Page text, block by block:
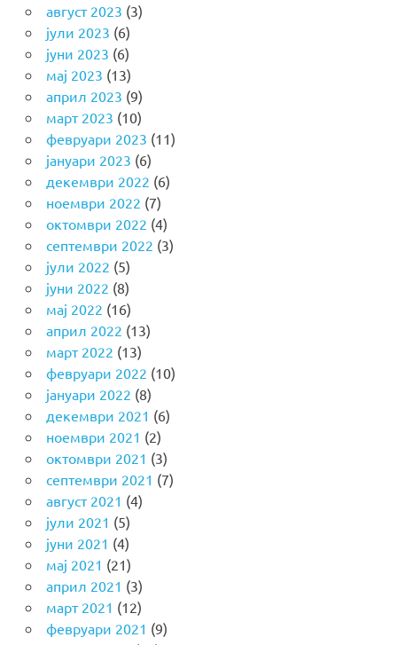
август 2023 (3)
јули 2023 (6)
јуни 2023 (6)
мај 2023 (13)
април 2023 (9)
март 2023 (10)
февруари 2023 (11)
јануари 2023 (6)
декември 2022 (6)
ноември 2022 (7)
октомври 2022 (4)
септември 2022 (3)
јули 2022 (5)
јуни 2022 (8)
мај 2022 (16)
април 2022 (13)
март 2022 (13)
февруари 2022 (10)
јануари 2022 (8)
декември 2021 (6)
ноември 2021 (2)
октомври 2021 (3)
септември 2021 (7)
август 2021 (4)
јули 2021 (5)
јуни 2021 (4)
мај 2021 (21)
април 2021 (3)
март 2021 (12)
февруари 2021 (9)